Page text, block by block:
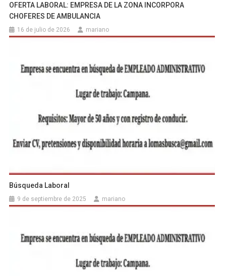
OFERTA LABORAL: EMPRESA DE LA ZONA INCORPORA
CHOFERES DE AMBULANCIA
16 de julio de 2026 mariano
Búsqueda Laboral
9 de septiembre de 2025 mariano